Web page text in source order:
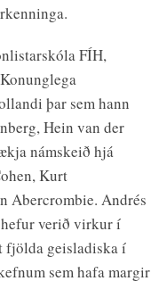
FÍH,
þar sem hann
Hein van der
námskeið hjá
Kurt
Abercrombie. Andrés
verið virkur í
fjölda geisladiska í
sem hafa margir